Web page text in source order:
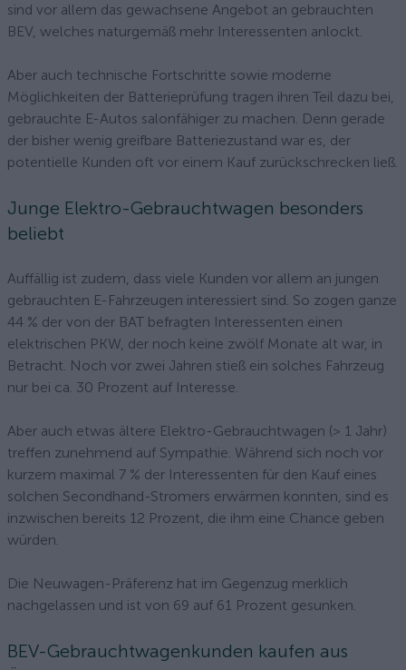
sind vor allem das gewachsene Angebot an gebrauchten
BEV, welches naturgemäß mehr Interessenten anlockt.
Aber auch technische Fortschritte sowie moderne
Möglichkeiten der Batterieprüfung tragen ihren Teil dazu bei,
gebrauchte E-Autos salonfähiger zu machen. Denn gerade
der bisher wenig greifbare Batteriezustand war es, der
potentielle Kunden oft vor einem Kauf zurückschrecken ließ.
Junge Elektro-Gebrauchtwagen besonders
beliebt
Auffällig ist zudem, dass viele Kunden vor allem an jungen
gebrauchten E-Fahrzeugen interessiert sind. So zogen ganze
44 % der von der BAT befragten Interessenten einen
elektrischen PKW, der noch keine zwölf Monate alt war, in
Betracht. Noch vor zwei Jahren stieß ein solches Fahrzeug
nur bei ca. 30 Prozent auf Interesse.
Aber auch etwas ältere Elektro-Gebrauchtwagen (> 1 Jahr)
treffen zunehmend auf Sympathie. Während sich noch vor
kurzem maximal 7 % der Interessenten für den Kauf eines
solchen Secondhand-Stromers erwärmen konnten, sind es
inzwischen bereits 12 Prozent, die ihm eine Chance geben
würden.
Die Neuwagen-Präferenz hat im Gegenzug merklich
nachgelassen und ist von 69 auf 61 Prozent gesunken.
BEV-Gebrauchtwagenkunden kaufen aus